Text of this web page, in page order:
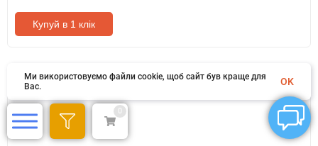
Купуй в 1 клік
0
Ми використовуємо файли cookie, щоб сайт був краще для
Вас.
OK